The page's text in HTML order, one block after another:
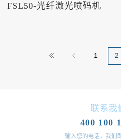
FSL50-光纤激光喷码机
1 2
联系我
400 100
输入您的电话，我们